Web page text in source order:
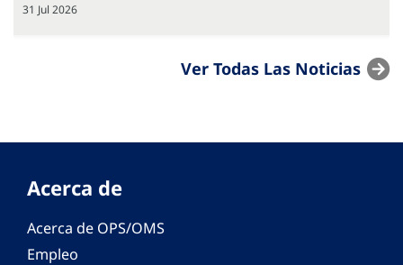
31 Jul 2026
Ver Todas Las Noticias
Acerca de
Acerca de OPS/OMS
Empleo